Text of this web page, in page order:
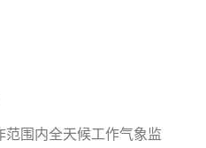
范围内全天候工作气象监